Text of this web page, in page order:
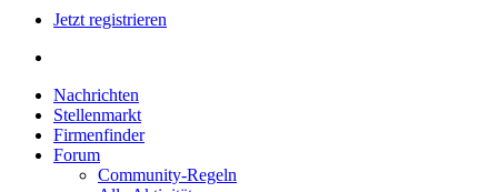
Jetzt registrieren
Nachrichten
Stellenmarkt
Firmenfinder
Forum
Community-Regeln